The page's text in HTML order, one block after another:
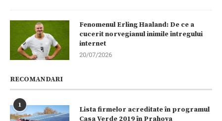
Fenomenul Erling Haaland: De ce a
cucerit norvegianul inimile întregului
internet
20/07/2026
RECOMANDARI
1
Lista firmelor acreditate în programul
Casa Verde 2019 în Prahova